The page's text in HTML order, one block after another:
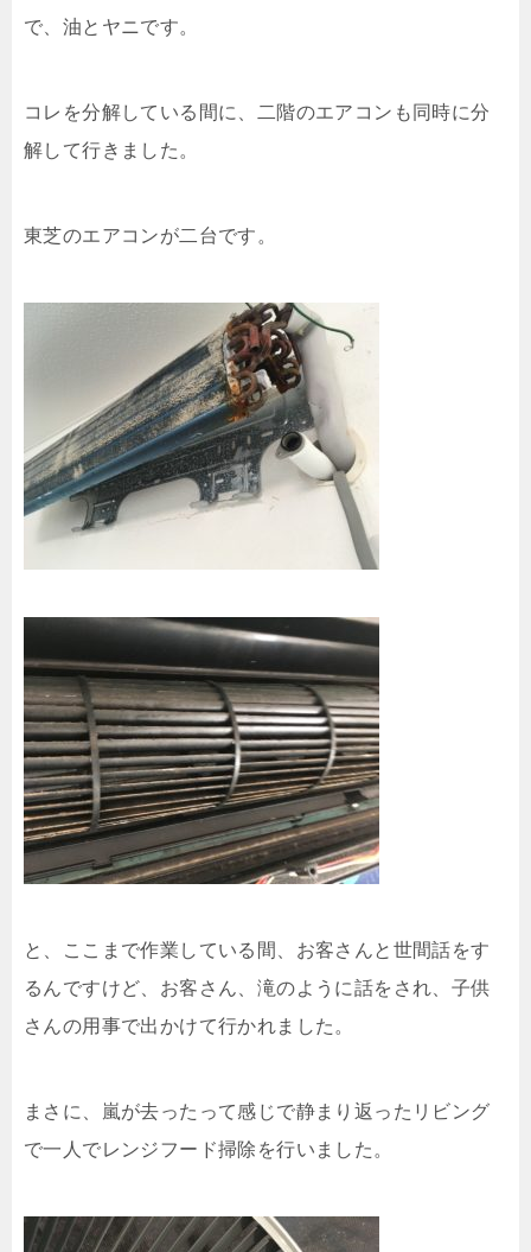
で、油とヤニです。
コレを分解している間に、二階のエアコンも同時に分
解して行きました。
東芝のエアコンが二台です。
と、ここまで作業している間、お客さんと世間話をす
るんですけど、お客さん、滝のように話をされ、子供
さんの用事で出かけて行かれました。
まさに、嵐が去ったって感じで静まり返ったリビング
で一人でレンジフード掃除を行いました。